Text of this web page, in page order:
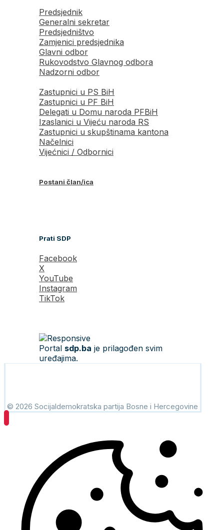
Predsjednik
Generalni sekretar
Predsjedništvo
Zamjenici predsjednika
Glavni odbor
Rukovodstvo Glavnog odbora
Nadzorni odbor
Zastupnici u PS BiH
Zastupnici u PF BiH
Delegati u Domu naroda PFBiH
Izaslanici u Vijeću naroda RS
Zastupnici u skupštinama kantona
Načelnici
Vijećnici / Odbornici
Postani član/ica
Prati SDP
Facebook
X
YouTube
Instagram
TikTok
Portal sdp.ba je prilagođen svim
uređajima.
© 2026 Socijaldemokratska partija Bosne i Hercegovine